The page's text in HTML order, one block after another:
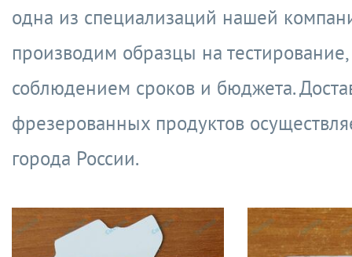
одна из специализаций нашей
производим образцы на
соблюдением сроков и бюджета.
фрезерованных продуктов
города России.